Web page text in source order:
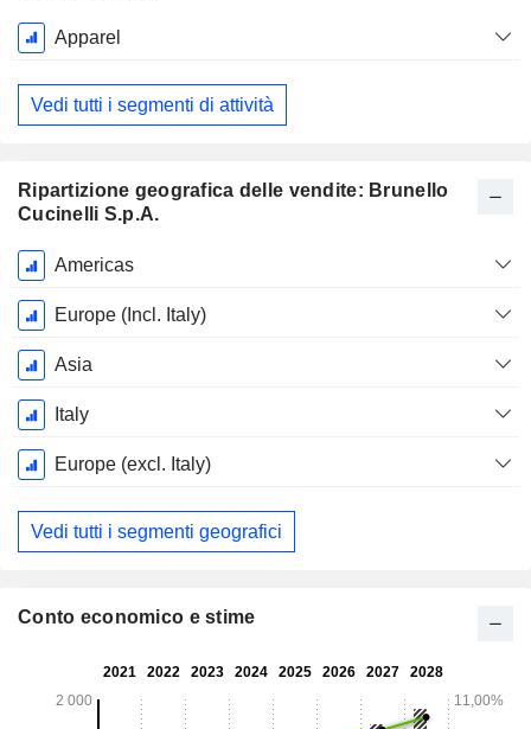
Periodo
Fiscale:
Dicembre
Apparel
Vedi tutti i segmenti di attività
Ripartizione geografica delle vendite: Brunello
Cucinelli S.p.A.
Periodo
Fiscale:
Dicembre
Americas
Europe (Incl. Italy)
Asia
Italy
Europe (excl. Italy)
Vedi tutti i segmenti geografici
Conto economico e stime